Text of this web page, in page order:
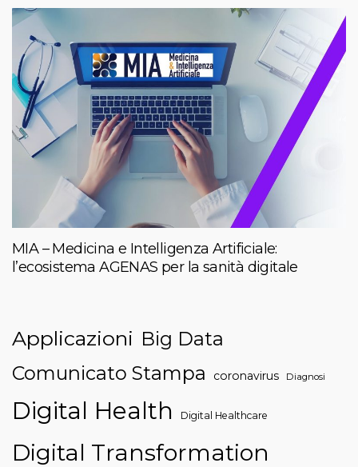
MIA – Medicina e Intelligenza Artificiale:
l’ecosistema AGENAS per la sanità digitale
Applicazioni Big Data
Comunicato Stampa
coronavirus Diagnosi
Digital Health Digital Healthcare
Digital Transformation